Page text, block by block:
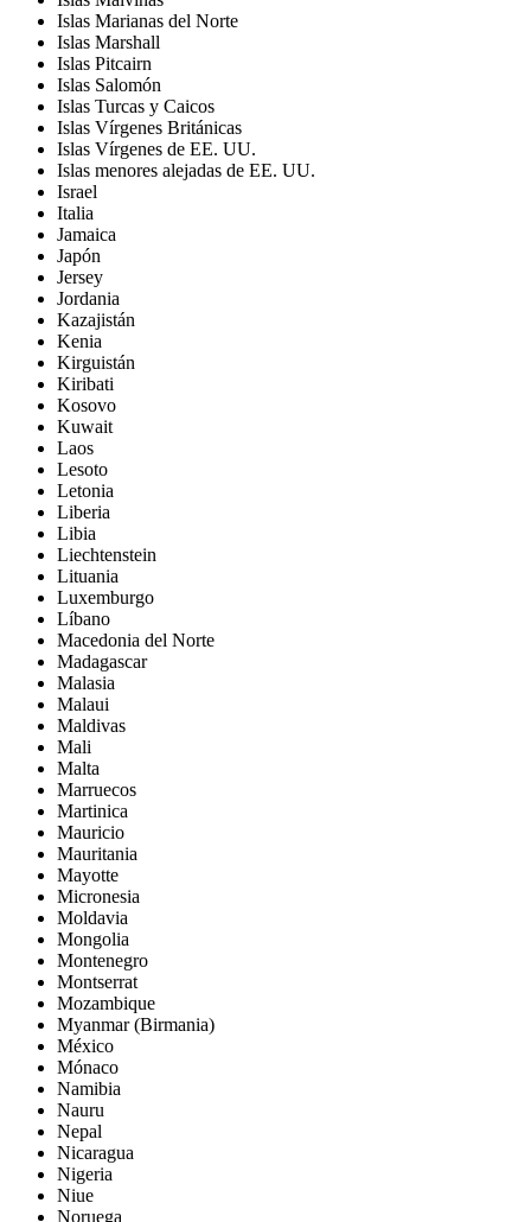
Islas Marianas del Norte
Islas Marshall
Islas Pitcairn
Islas Salomón
Islas Turcas y Caicos
Islas Vírgenes Británicas
Islas Vírgenes de EE. UU.
Islas menores alejadas de EE. UU.
Israel
Italia
Jamaica
Japón
Jersey
Jordania
Kazajistán
Kenia
Kirguistán
Kiribati
Kosovo
Kuwait
Laos
Lesoto
Letonia
Liberia
Libia
Liechtenstein
Lituania
Luxemburgo
Líbano
Macedonia del Norte
Madagascar
Malasia
Malaui
Maldivas
Mali
Malta
Marruecos
Martinica
Mauricio
Mauritania
Mayotte
Micronesia
Moldavia
Mongolia
Montenegro
Montserrat
Mozambique
Myanmar (Birmania)
México
Mónaco
Namibia
Nauru
Nepal
Nicaragua
Nigeria
Niue
Noruega